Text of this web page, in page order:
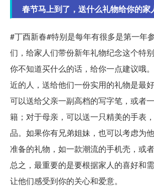
春节马上到了，送什么礼物给你的家
#丁酉新春#特别是每年有很多是第一年
们，给家人们带份新年礼物纪念这个特
你不知道买什么的话，给你一点建议哦
近的人，送给他们一份实用的礼物是最
可以送给父亲一副高档的写字笔，或者
籍；对于母亲，可以送一只精美的手表
品。如果你有兄弟姐妹，也可以考虑为
准备的礼物，如一款潮流的手机壳，或者
总之，最重要的是要根据家人的喜好和
让他们感受到你的关心和爱意。